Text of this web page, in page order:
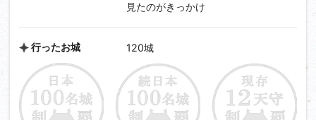
見たのがきっかけ
行ったお城 120城